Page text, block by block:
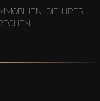
DIE IHRER